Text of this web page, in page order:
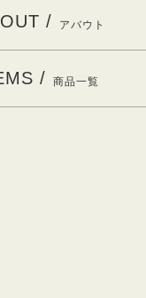
/ アバウト
/ 商品一覧